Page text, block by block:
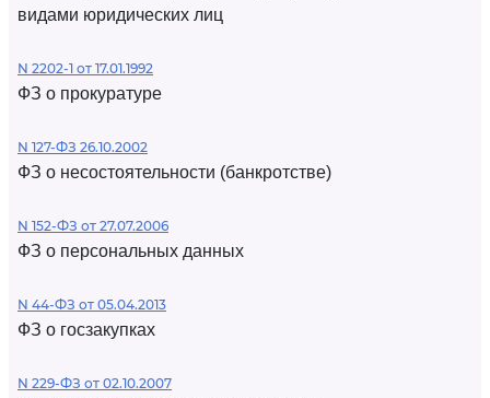
видами юридических лиц
N 2202-1 от 17.01.1992
ФЗ о прокуратуре
N 127-ФЗ 26.10.2002
ФЗ о несостоятельности (банкротстве)
N 152-ФЗ от 27.07.2006
ФЗ о персональных данных
N 44-ФЗ от 05.04.2013
ФЗ о госзакупках
N 229-ФЗ от 02.10.2007